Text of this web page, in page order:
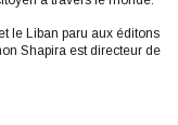
le Liban paru aux éditons
Shapira est directeur de